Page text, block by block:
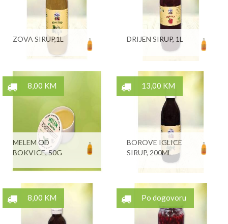
ZOVA SIRUP,1L DRIJEN SIRUP, 1L
8,00 KM
MELEM OD
BOKVICE, 50G
13,00 KM
BOROVE IGLICE
SIRUP, 200ML
8,00 KM Po dogovoru